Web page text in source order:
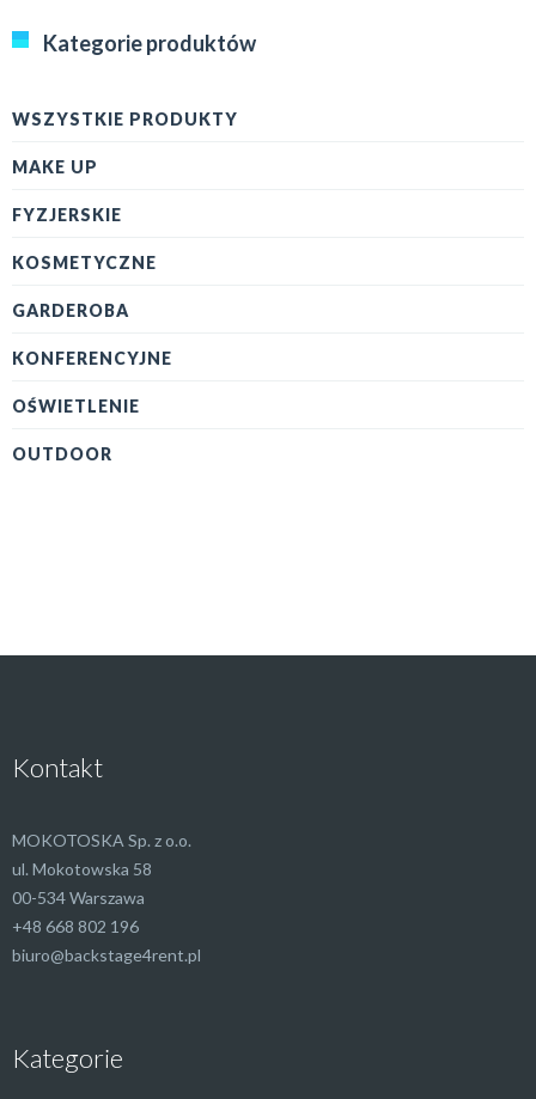
Kategorie produktów
WSZYSTKIE PRODUKTY
MAKE UP
FYZJERSKIE
KOSMETYCZNE
GARDEROBA
KONFERENCYJNE
OŚWIETLENIE
OUTDOOR
Kontakt
MOKOTOSKA Sp. z o.o.
ul. Mokotowska 58
00-534 Warszawa
+48 668 802 196
biuro@backstage4rent.pl
Kategorie